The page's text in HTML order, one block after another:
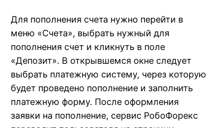
Для пополнения счета нужно перейти в
меню «Счета», выбрать нужный для
пополнения счет и кликнуть в поле
«Депозит». В открывшемся окне следует
выбрать платежную систему, через которую
будет проведено пополнение и заполнить
платежную форму. После оформления
заявки на пополнение, сервис РобоФорекс